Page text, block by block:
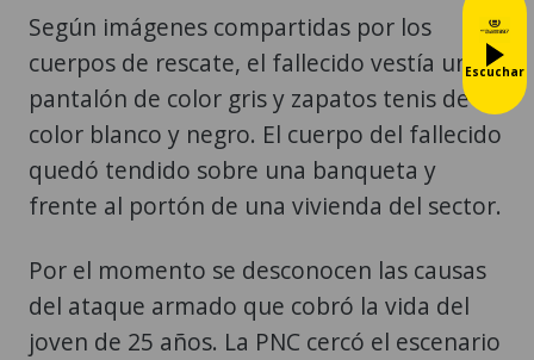
Según imágenes compartidas por los
cuerpos de rescate, el fallecido vestía un
pantalón de color gris y zapatos tenis de
color blanco y negro. El cuerpo del fallecido
quedó tendido sobre una banqueta y
frente al portón de una vivienda del sector.
Por el momento se desconocen las causas
del ataque armado que cobró la vida del
joven de 25 años. La PNC cercó el escenario
Escuchar